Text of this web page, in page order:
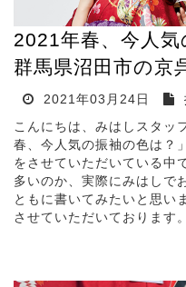
2021年春、今人
群馬県沼田市の京
2021年03月24日
こんにちは、みはしスタッ
春、今人気の振袖の色は？
をさせていただいている中
多いのか、実際にみはしで
ともに書いてみたいと思い
させていただいております